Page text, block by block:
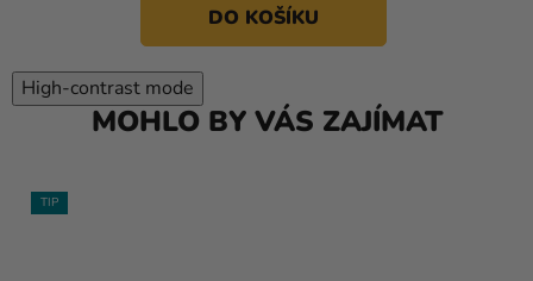
DO KOŠÍKU
High-contrast mode
MOHLO BY VÁS ZAJÍMAT
TIP